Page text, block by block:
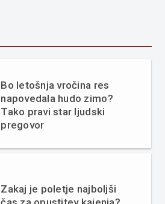
Bo letošnja vročina res
napovedala hudo zimo?
Tako pravi star ljudski
pregovor
Zakaj je poletje najboljši